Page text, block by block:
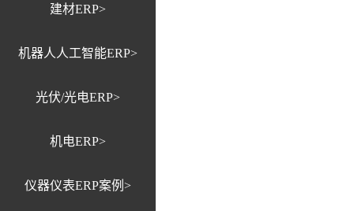
建材ERP>
机器人人工智能ERP>
光伏/光电ERP>
机电ERP>
仪器仪表ERP案例>